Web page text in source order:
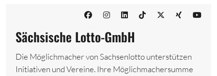
Sächsische Lotto-GmbH
Die Möglichmacher von Sachsenlotto unterstützen
Initiativen und Vereine. Ihre Möglichmachersumme